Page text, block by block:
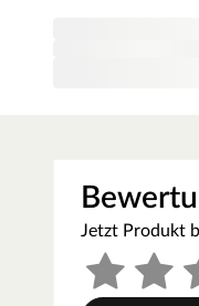
durchgehende
machen und
Das Türblatt hat
Jetzt Produkt